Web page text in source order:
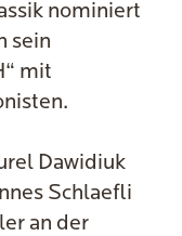
nominiert
sein
mit
Dawidiuk
Schlaefli
an der